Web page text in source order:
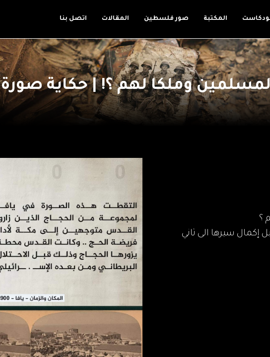
المكتبة صور فلسطين المقالات اتصل بنا
وملكا لهم ؟! | حكاية صورة
؟
سيرها الى ثاني